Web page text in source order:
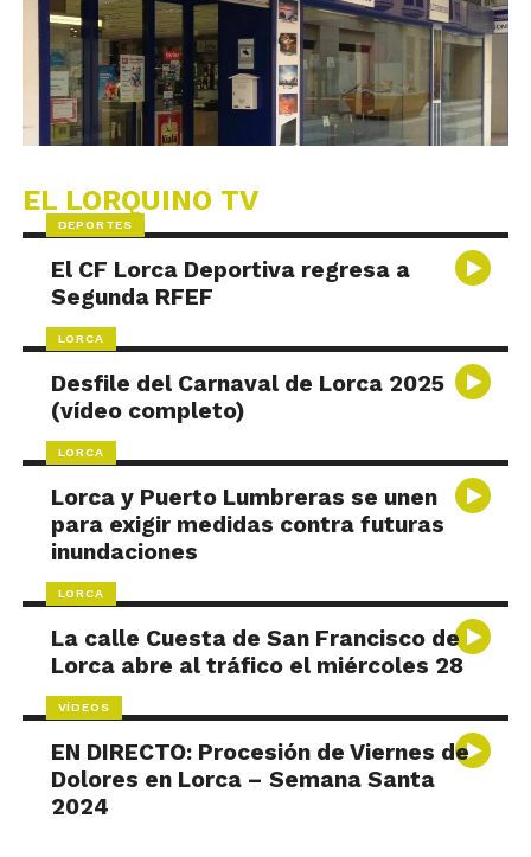
EL LORQUINO TV
DEPORTES
El CF Lorca Deportiva regresa a
Segunda RFEF
LORCA
Desfile del Carnaval de Lorca 2025
(vídeo completo)
LORCA
Lorca y Puerto Lumbreras se unen
para exigir medidas contra futuras
inundaciones
LORCA
La calle Cuesta de San Francisco de
Lorca abre al tráfico el miércoles 28
VÍDEOS
EN DIRECTO: Procesión de Viernes de
Dolores en Lorca – Semana Santa
2024